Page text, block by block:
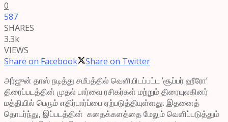
0
587
SHARES
3.3k
VIEWS
Share on Facebook
Share on Twitter
அர்ஜுன் தாஸ் நடித்து சமீபத்தில் வெளியிடப்பட்ட ’சூப்பர் ஹீரோ’
திரைப்படத்தின் முதல் பார்வை ரசிகர்கள் மற்றும் திரையுலகினர்
மத்தியில் பெரும் எதிர்பார்ப்பை ஏற்படுத்தியுள்ளது. இதனைத்
தொடர்ந்து, இப்படத்தின் கதைக்களத்தை மேலும் வெளிப்படுத்தும்